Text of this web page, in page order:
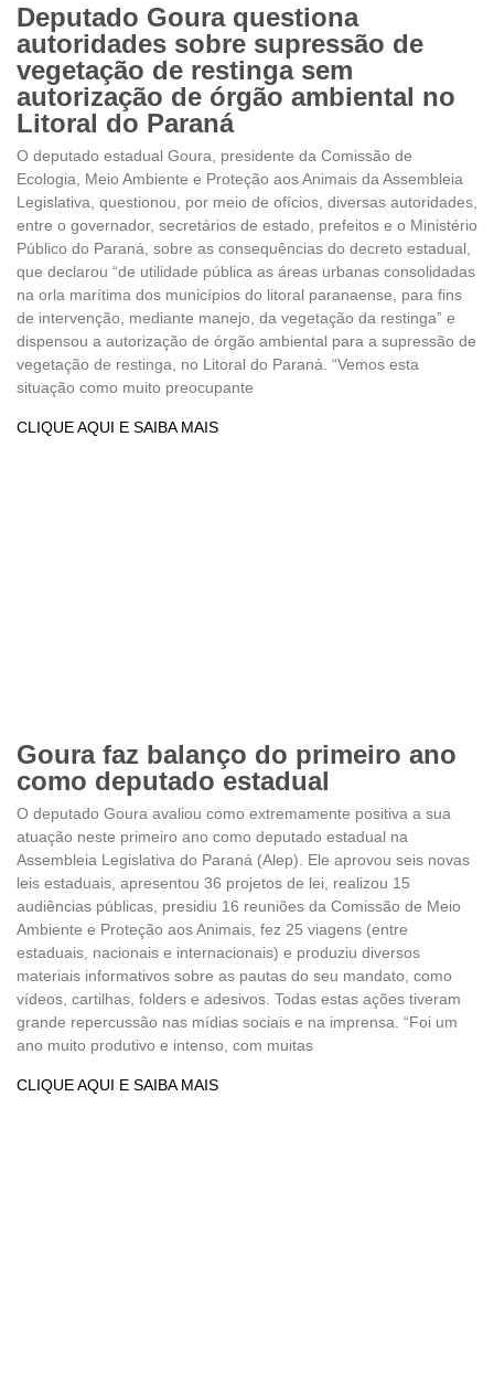
Deputado Goura questiona
autoridades sobre supressão de
vegetação de restinga sem
autorização de órgão ambiental no
Litoral do Paraná
O deputado estadual Goura, presidente da Comissão de
Ecologia, Meio Ambiente e Proteção aos Animais da Assembleia
Legislativa, questionou, por meio de ofícios, diversas autoridades,
entre o governador, secretários de estado, prefeitos e o Ministério
Público do Paraná, sobre as consequências do decreto estadual,
que declarou “de utilidade pública as áreas urbanas consolidadas
na orla marítima dos municípios do litoral paranaense, para fins
de intervenção, mediante manejo, da vegetação da restinga” e
dispensou a autorização de órgão ambiental para a supressão de
vegetação de restinga, no Litoral do Paraná. “Vemos esta
situação como muito preocupante
CLIQUE AQUI E SAIBA MAIS
Goura faz balanço do primeiro ano
como deputado estadual
O deputado Goura avaliou como extremamente positiva a sua
atuação neste primeiro ano como deputado estadual na
Assembleia Legislativa do Paraná (Alep). Ele aprovou seis novas
leis estaduais, apresentou 36 projetos de lei, realizou 15
audiências públicas, presidiu 16 reuniões da Comissão de Meio
Ambiente e Proteção aos Animais, fez 25 viagens (entre
estaduais, nacionais e internacionais) e produziu diversos
materiais informativos sobre as pautas do seu mandato, como
vídeos, cartilhas, folders e adesivos. Todas estas ações tiveram
grande repercussão nas mídias sociais e na imprensa. “Foi um
ano muito produtivo e intenso, com muitas
CLIQUE AQUI E SAIBA MAIS